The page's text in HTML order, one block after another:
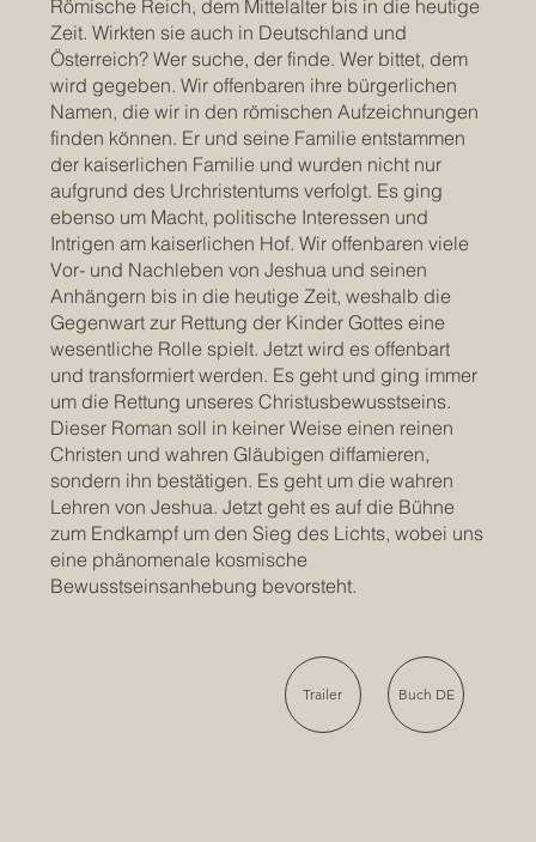
Römische Reich, dem Mittelalter bis in die heutige
Zeit. Wirkten sie auch in Deutschland und
Österreich? Wer suche, der finde. Wer bittet, dem
wird gegeben. Wir offenbaren ihre bürgerlichen
Namen, die wir in den römischen Aufzeichnungen
finden können. Er und seine Familie entstammen
der kaiserlichen Familie und wurden nicht nur
aufgrund des Urchristentums verfolgt. Es ging
ebenso um Macht, politische Interessen und
Intrigen am kaiserlichen Hof. Wir offenbaren viele
Vor- und Nachleben von Jeshua und seinen
Anhängern bis in die heutige Zeit, weshalb die
Gegenwart zur Rettung der Kinder Gottes eine
wesentliche Rolle spielt. Jetzt wird es offenbart
und transformiert werden. Es geht und ging immer
um die Rettung unseres Christusbewusstseins.
Dieser Roman soll in keiner Weise einen reinen
Christen und wahren Gläubigen diffamieren,
sondern ihn bestätigen. Es geht um die wahren
Lehren von Jeshua. Jetzt geht es auf die Bühne
zum Endkampf um den Sieg des Lichts, wobei uns
eine phänomenale kosmische
Bewusstseinsanhebung bevorsteht.
Buch DE
Trailer